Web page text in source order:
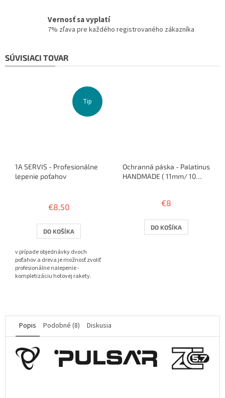
Vernosť sa vyplatí
7% zľava pre každého registrovaného zákazníka
SÚVISIACI TOVAR
Tip
1A SERVIS - Profesionálne
lepenie poťahov
produktu
3,8
z
hviezdičiek.
€8,50
DO KOŠÍKA
v prípade objednávky dvoch
poťahov a dreva je možnosť zvoliť
profesionálne nalepenie -
kompletizáciu hotovej rakety.
Ochranná páska - Palatinus
HANDMADE ( 11mm/ 10
€8
DO KOŠÍKA
Popis Podobné (8) Diskusia